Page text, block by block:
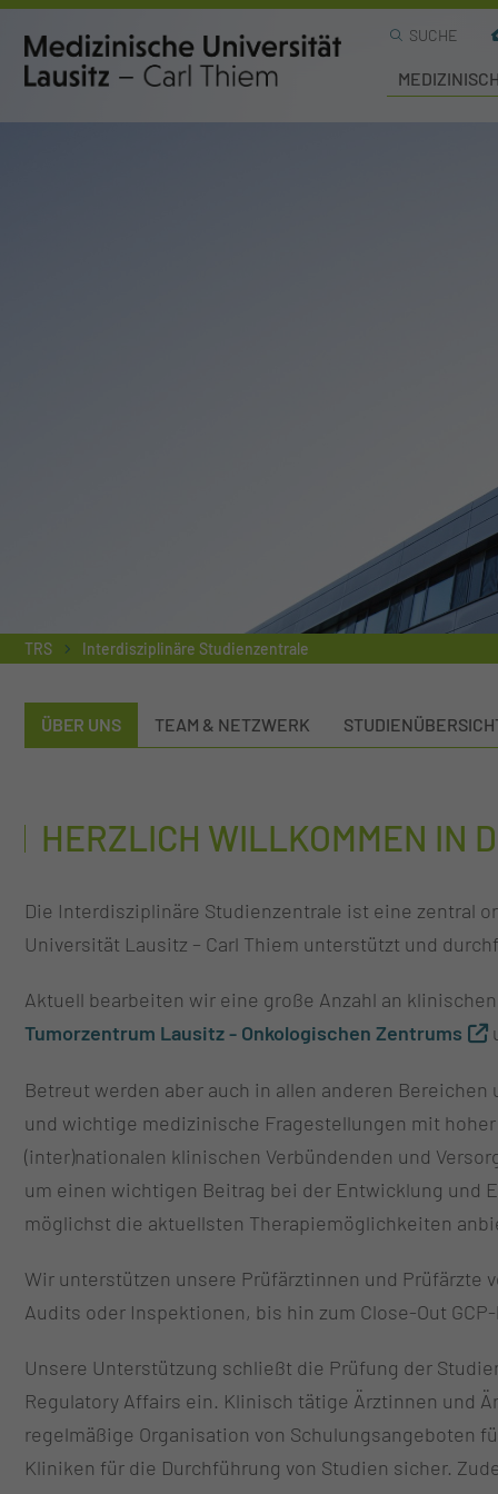
SUCHE
TRS Interdisziplinäre Studienzentrale
ÜBER UNS TEAM & NETZWERK
HERZLICH WILLKOMMEN IN
Die Interdisziplinäre Studienzentrale ist eine zentral
Universität Lausitz – Carl Thiem unterstützt und
Aktuell bearbeiten wir eine große Anzahl an
Tumorzentrum Lausitz - Onkologischen Zentrums
Betreut werden aber auch in allen anderen
und wichtige medizinische Fragestellungen mit
(inter)nationalen klinischen Verbündenden und
um einen wichtigen Beitrag bei der Entwicklung und
möglichst die aktuellsten Therapiemöglichkeiten
Wir unterstützen unsere Prüfärztinnen und Prüfärzte
Audits oder Inspektionen, bis hin zum Close-Out
Unsere Unterstützung schließt die Prüfung der
Regulatory Affairs ein. Klinisch tätige Ärztinnen und
regelmäßige Organisation von Schulungsangeboten
Kliniken für die Durchführung von Studien sicher.